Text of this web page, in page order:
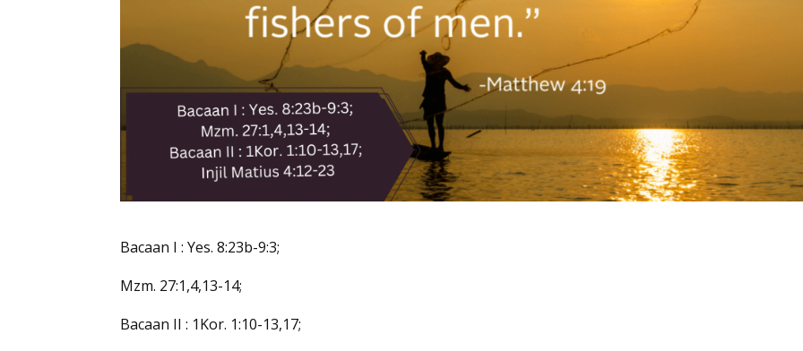
Bacaan I : Yes. 8:23b-9:3;
Mzm. 27:1,4,13-14;
Bacaan II : 1Kor. 1:10-13,17;